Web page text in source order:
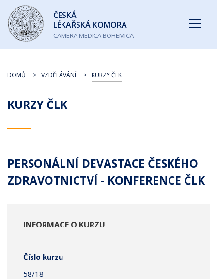
Česká
lékařská
komora
ČESKÁ
LÉKAŘSKÁ KOMORA
CAMERA MEDICA BOHEMICA
KURZY ČLK
DOMŮ VZDĚLÁVÁNÍ KURZY ČLK
PERSONÁLNÍ DEVASTACE ČESKÉHO
ZDRAVOTNICTVÍ - KONFERENCE ČLK
INFORMACE O KURZU
Číslo kurzu
58/18